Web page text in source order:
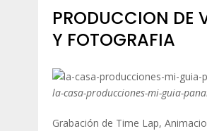
PRODUCCION DE
Y FOTOGRAFIA
la-casa-producciones-mi-guia-
Grabación de Time Lap,